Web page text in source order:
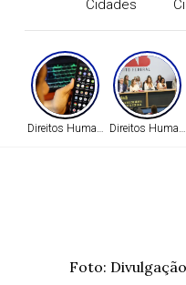
Cidades
Direitos HumanosDireitos
Foto: